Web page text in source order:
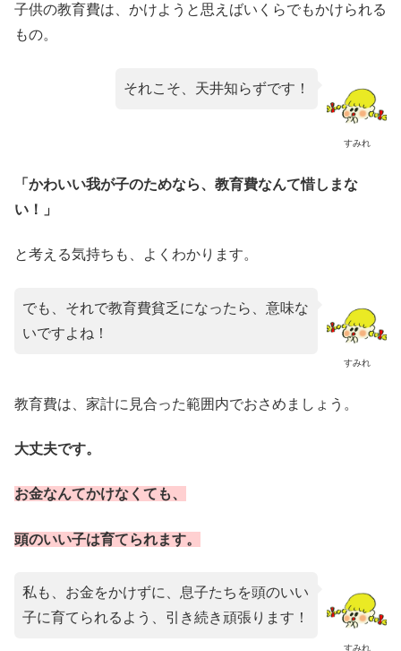
子供の教育費は、かけようと思えばいくらでもかけられる
もの。
すみれ
それこそ、天井知らずです！
「かわいい我が子のためなら、教育費なんて惜しまな
い！」
と考える気持ちも、よくわかります。
すみれ
でも、それで教育費貧乏になったら、意味な
いですよね！
教育費は、家計に見合った範囲内でおさめましょう。
大丈夫です。
お金なんてかけなくても、
頭のいい子は育てられます。
すみれ
私も、お金をかけずに、息子たちを頭のいい
子に育てられるよう、引き続き頑張ります！